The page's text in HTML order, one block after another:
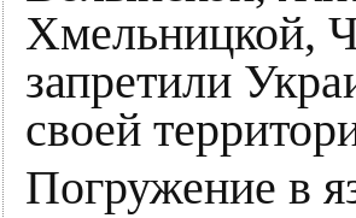
Хмельницкой,
запретили
своей
Погружение в